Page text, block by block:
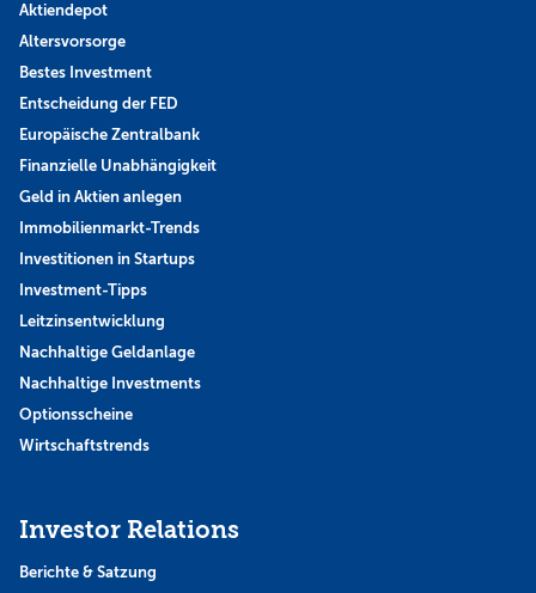
Aktiendepot
Altersvorsorge
Bestes Investment
Entscheidung der FED
Europäische Zentralbank
Finanzielle Unabhängigkeit
Geld in Aktien anlegen
Immobilienmarkt-Trends
Investitionen in Startups
Investment-Tipps
Leitzinsentwicklung
Nachhaltige Geldanlage
Nachhaltige Investments
Optionsscheine
Wirtschaftstrends
Investor Relations
Berichte & Satzung